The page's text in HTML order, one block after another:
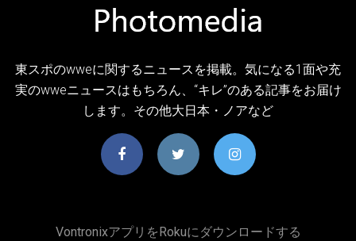
東スポのwweに関するニュースを掲載。気になる1面や充
実のwweニュースはもちろん、“キレ”のある記事をお届け
します。その他大日本・ノアなど
Vontronixアプリをrokuにダウンロードする